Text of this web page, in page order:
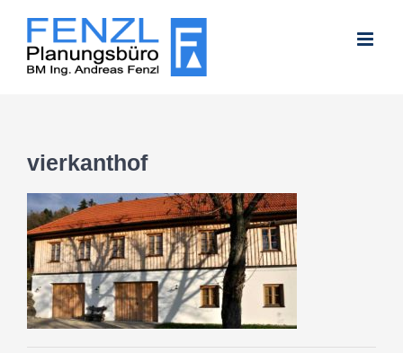
Inhalt
springen
vierkanthof